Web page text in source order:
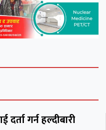
दर्ता गर्न हल्दीबारी